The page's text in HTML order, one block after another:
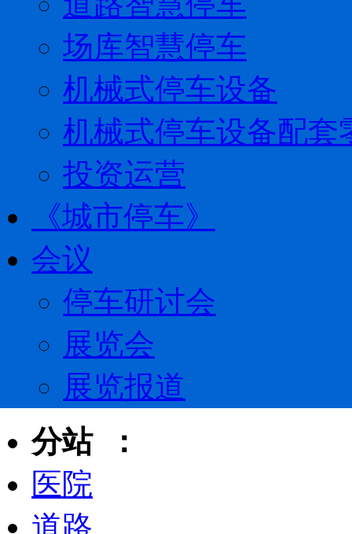
场库智慧停车
机械式停车设备
机械式停车设备配套
投资运营
《城市停车》
会议
停车研讨会
展览会
展览报道
分站 ：
医院
道路